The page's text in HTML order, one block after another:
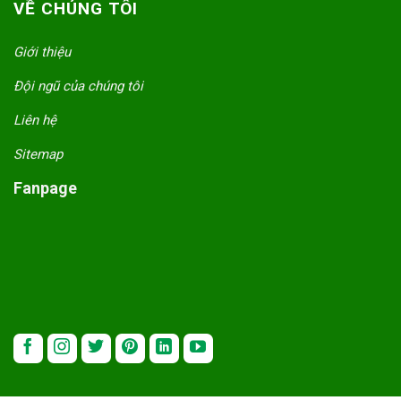
VỀ CHÚNG TÔI
Giới thiệu
Đội ngũ của chúng tôi
Liên hệ
Sitemap
Fanpage